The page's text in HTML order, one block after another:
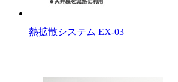
熱拡散システム EX-03